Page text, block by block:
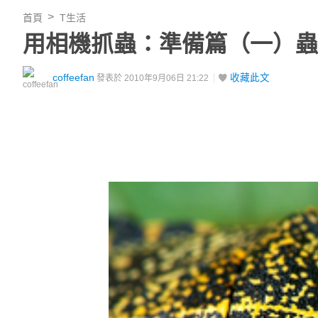
首頁 T生活
用相機抓蟲：準備篇（一）
coffeefan 發表於 2010年9月06日 21:22 收藏此文